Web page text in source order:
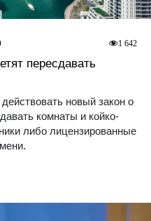
пересдавать
новый закон о
комнаты и койко-
либо лицензированные
1 642